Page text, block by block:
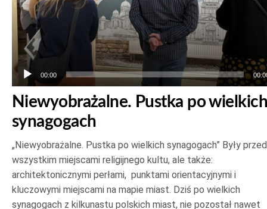
00:00
Niewyobrażalne. Pustka po wielkich
synagogach
„Niewyobrażalne. Pustka po wielkich synagogach” Były
wszystkim miejscami religijnego kultu, ale także:
architektonicznymi perłami, punktami orientacyjnymi i
kluczowymi miejscami na mapie miast. Dziś po wielkich
synagogach z kilkunastu polskich miast, nie pozostał nawet